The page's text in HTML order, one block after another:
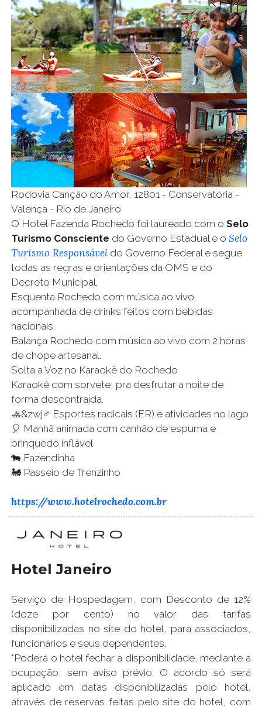
Rodovia Canção do Amor, 12801 - Conservatória -
Valença - Rio de Janeiro
O Hotel Fazenda Rochedo foi laureado com o Selo
Turismo Consciente do Governo Estadual e o Selo
Turismo Responsável do Governo Federal e segue
todas as regras e orientações da OMS e do
Decreto Municipal.
Esquenta Rochedo com música ao vivo
acompanhada de drinks feitos com bebidas
nacionais.
Balança Rochedo com música ao vivo com 2 horas
de chope artesanal.
Solta a Voz no Karaokê do Rochedo
Karaokê com sorvete, pra desfrutar a noite de
forma descontraída.
🚣&zwj♂️ Esportes radicais (ER) e atividades no lago
🎈 Manhã animada com canhão de espuma e
brinquedo inflável
🐄 Fazendinha
🚂 Passeio de Trenzinho
https://www.hotelrochedo.com.br
Hotel Janeiro
Serviço de Hospedagem, com Desconto de 12%
(doze por cento) no valor das tarifas
disponibilizadas no site do hotel, para associados,
funcionários e seus dependentes.
*Poderá o hotel fechar a disponibilidade, mediante a
ocupação, sem aviso prévio. O acordo só será
aplicado em datas disponibilizadas pelo hotel,
através de reservas feitas pelo site do hotel, com